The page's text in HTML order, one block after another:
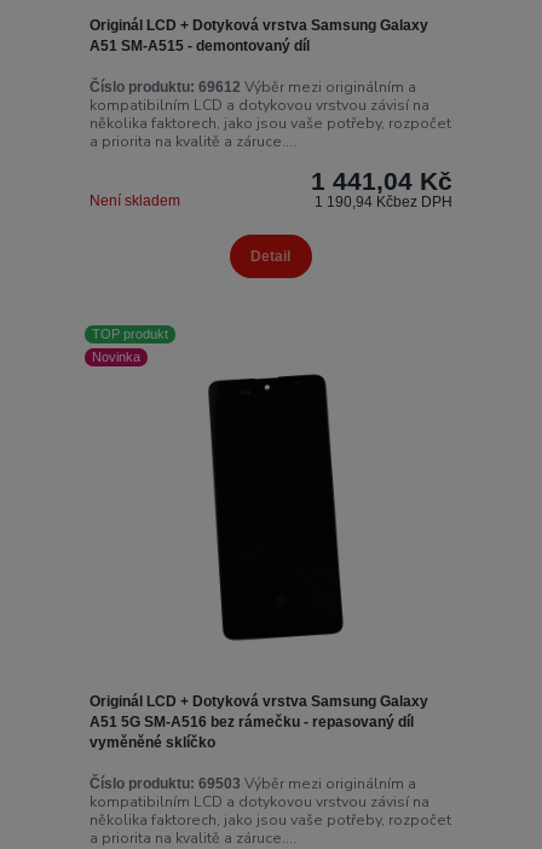
Originál LCD + Dotyková vrstva Samsung Galaxy
A51 SM-A515 - demontovaný díl
Číslo produktu: 69612 Výběr mezi originálním a
kompatibilním LCD a dotykovou vrstvou závisí na
několika faktorech, jako jsou vaše potřeby, rozpočet
a priorita na kvalitě a záruce....
1 441,04 Kč
1 190,94 Kčbez DPH
Není skladem
Detail
TOP produkt
Novinka
Originál LCD + Dotyková vrstva Samsung Galaxy
A51 5G SM-A516 bez rámečku - repasovaný díl
vyměněné sklíčko
Číslo produktu: 69503 Výběr mezi originálním a
kompatibilním LCD a dotykovou vrstvou závisí na
několika faktorech, jako jsou vaše potřeby, rozpočet
a priorita na kvalitě a záruce....